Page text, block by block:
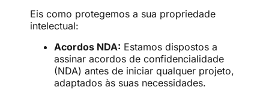
Eis como protegemos a sua propriedade
intelectual:
Acordos NDA: Estamos dispostos a
assinar acordos de confidencialidade
(NDA) antes de iniciar qualquer projeto,
adaptados às suas necessidades.